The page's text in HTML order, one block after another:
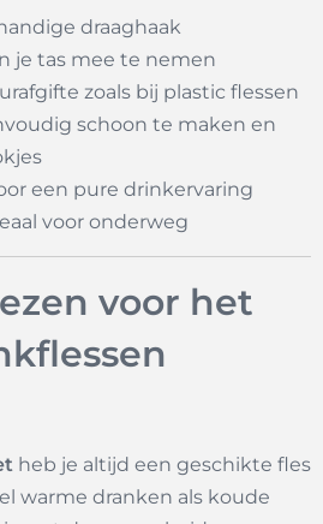
draaghaak
je tas mee te nemen
zoals bij plastic flessen
schoon te maken en
een pure drinkervaring
voor onderweg
voor het
heb je altijd een geschikte fles
warme dranken als koude